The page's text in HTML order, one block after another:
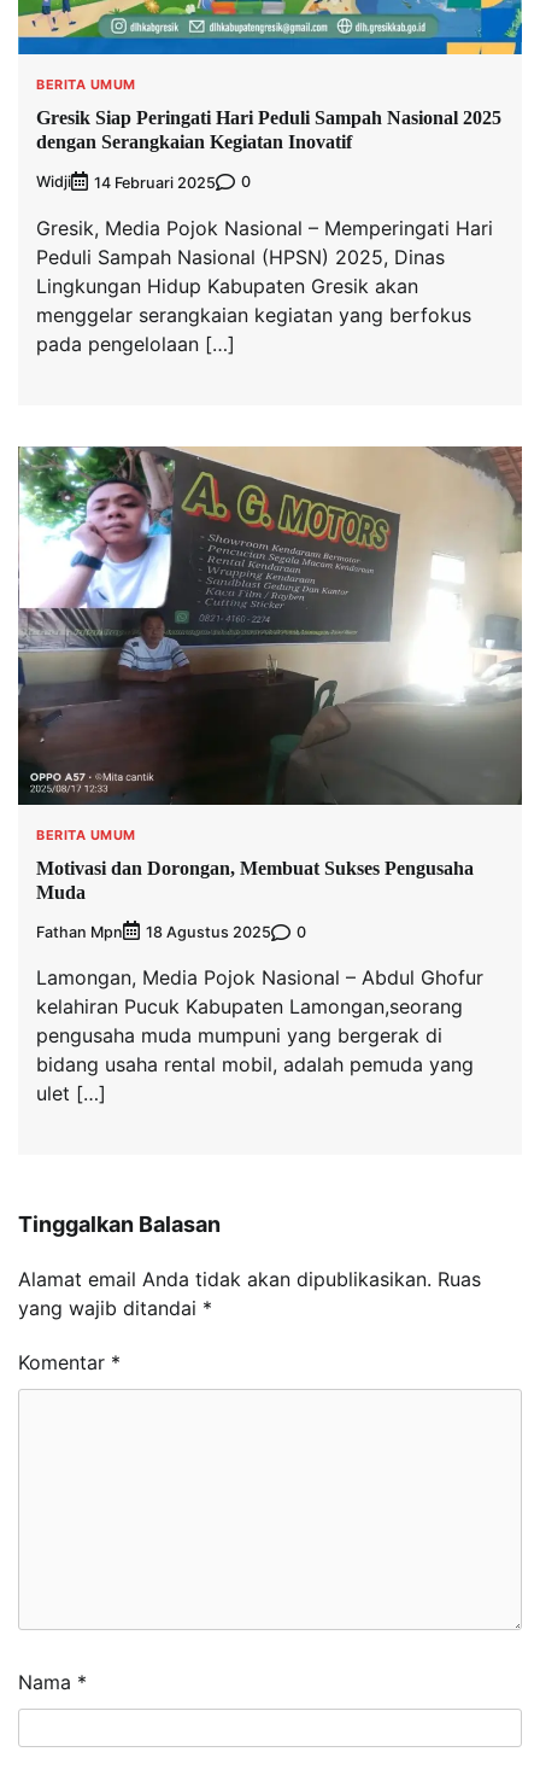
BERITA UMUM
Gresik Siap Peringati Hari Peduli Sampah Nasional 2025
dengan Serangkaian Kegiatan Inovatif
Widji 14 Februari 2025 0
Gresik, Media Pojok Nasional – Memperingati Hari
Peduli Sampah Nasional (HPSN) 2025, Dinas
Lingkungan Hidup Kabupaten Gresik akan
menggelar serangkaian kegiatan yang berfokus
pada pengelolaan […]
BERITA UMUM
Motivasi dan Dorongan, Membuat Sukses Pengusaha
Muda
Fathan Mpn 18 Agustus 2025 0
Lamongan, Media Pojok Nasional – Abdul Ghofur
kelahiran Pucuk Kabupaten Lamongan,seorang
pengusaha muda mumpuni yang bergerak di
bidang usaha rental mobil, adalah pemuda yang
ulet […]
Tinggalkan Balasan
Alamat email Anda tidak akan dipublikasikan. Ruas
yang wajib ditandai *
Komentar *
Nama *